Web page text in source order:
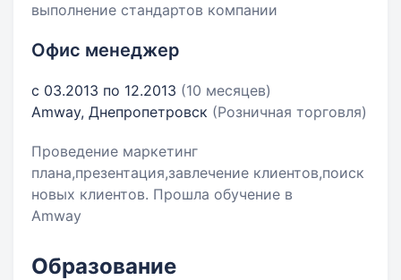
выполнение стандартов компании
Офис менеджер
с 03.2013 по 12.2013 (10 месяцев)
Amway, Днепропетровск (Розничная торговля)
Проведение маркетинг
плана,презентация,завлечение клиентов,поиск
новых клиентов. Прошла обучение в
Amway
Образование